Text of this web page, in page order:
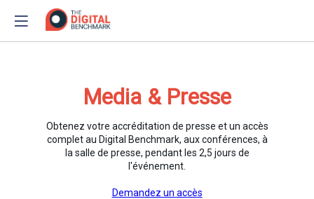
Media & Presse
Obtenez votre accréditation de presse et un accès
complet au Digital Benchmark, aux conférences, à
la salle de presse, pendant les 2,5 jours de
l'événement.
Demandez un accès